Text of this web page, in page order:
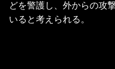
どを警護し、外からの攻
いると考えられる。